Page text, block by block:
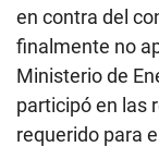
en contra del
finalmente no
Ministerio de
participó en las
requerido para